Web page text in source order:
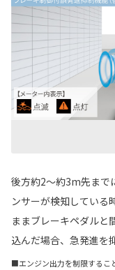
後方約2～約3m先まで
ンサーが検知している
ままブレーキペダルと
込んだ場合、急発進を
■エンジン出力を制限する